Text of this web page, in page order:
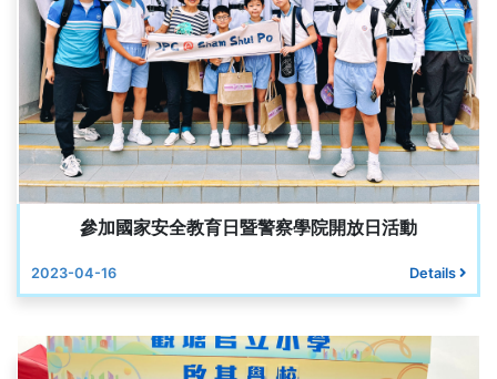
參加國家安全教育日暨警察學院開放日活動
2023-04-16 Details